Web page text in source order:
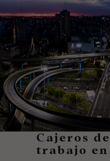
Cajeros
trabajo